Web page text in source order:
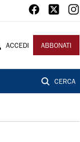
ACCEDI ABBONATI
CERCA